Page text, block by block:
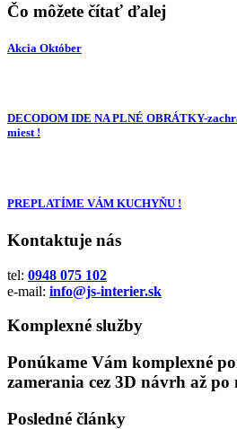
Čo môžete čítať ďalej
Akcia Október
DECODOM IDE NA PLNÉ OBRÁTKY-
miest !
PREPLATÍME VÁM KUCHYŇU !
Kontaktuje nás
tel: 0948 075 102
e-mail: info@js-interier.sk
Komplexné služby
Ponúkame Vám komplexné
zamerania cez 3D návrh až po
Posledné články